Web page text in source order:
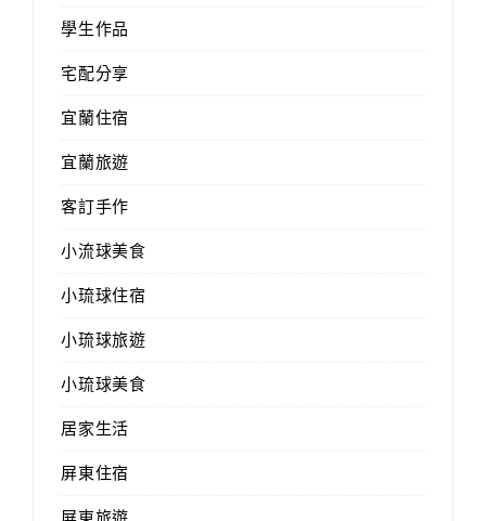
學生作品
宅配分享
宜蘭住宿
宜蘭旅遊
客訂手作
小流球美食
小琉球住宿
小琉球旅遊
小琉球美食
居家生活
屏東住宿